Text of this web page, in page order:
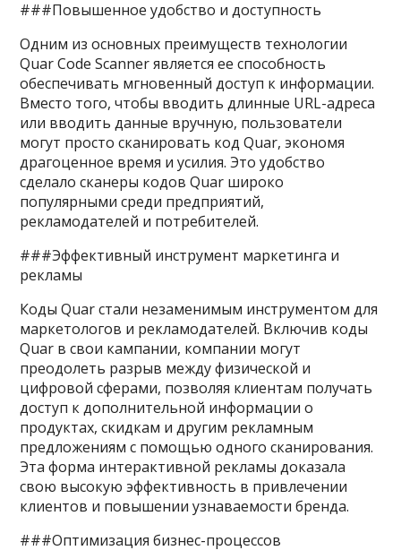
###Повышенное удобство и доступность
Одним из основных преимуществ технологии
Quar Code Scanner является ее способность
обеспечивать мгновенный доступ к информации.
Вместо того, чтобы вводить длинные URL-адреса
или вводить данные вручную, пользователи
могут просто сканировать код Quar, экономя
драгоценное время и усилия. Это удобство
сделало сканеры кодов Quar широко
популярными среди предприятий,
рекламодателей и потребителей.
###Эффективный инструмент маркетинга и
рекламы
Коды Quar стали незаменимым инструментом для
маркетологов и рекламодателей. Включив коды
Quar в свои кампании, компании могут
преодолеть разрыв между физической и
цифровой сферами, позволяя клиентам получать
доступ к дополнительной информации о
продуктах, скидкам и другим рекламным
предложениям с помощью одного сканирования.
Эта форма интерактивной рекламы доказала
свою высокую эффективность в привлечении
клиентов и повышении узнаваемости бренда.
###Оптимизация бизнес-процессов